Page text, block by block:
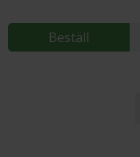
Beställ